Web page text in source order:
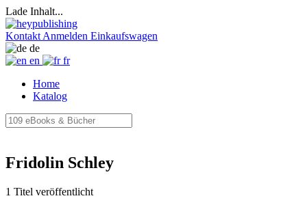
Lade Inhalt...
Kontakt Anmelden Einkaufswagen
de
en
fr
Home
Katalog
Fridolin Schley
1 Titel veröffentlicht